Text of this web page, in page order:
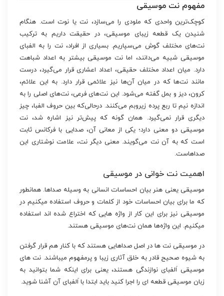
مفهوم نت موسیقی
کوچک‌ترین واحدی که ملودی را می‌سازد، نت یا نوت است. هنگام
شنیدن یک قطعه زیبای موسیقی، در حقیقت داریم به ترکیب
نت‌های مختلف گوش می‌سپاریم. بسیاری از افراد، نت را به الفبای
موسیقی شبیه می‌دانند، اما نت موسیقی بیشتر به اعداد شباهت
دارد. میان اعداد مختلف حقیقی، اعداد اعشاری قرار می‌گیرد، درست
مانند نت‌ها که در میان آن‌ها نیز علائمی قرار دارد. به این علائم،
کرون، دیز و بمل گفته می‌شود. این نت‌های فرعی، نت‌های اصلی را به
اندازه نیم تا ربع پرده زیروبم می‌کنند. درحالی‌که بین حروف الفبا، چیز
دیگری قرار نمی‌گیرد. همان گونه که پیش‌تر نیز اشاره شد، نت
موسیقی دو معنی دارد؛ یکی از معانی آن، صدایی با فرکانس ثابت
است که به آن نت می‌گویند. معنی دیگر نت، علامت نوشتاری این
صداهاست.
اهمیت نت خوانی در موسیقی
موسیقی یعنی هنر بیان احساسات انسانی به وسیله صداها. همانطور
که ما برای بیان احساسات خود از کلمات و حروف استفاده میکنیم در
موسیقی نیز برای این کار از واژه هایی که اختراع شده اند استفاده
میکنیم. این واژه‌ها همان نت‌های موسیقی هستند.
در موسیقی نت ها در اصل صداهایی هستند که با کنار هم قرار گرفتن
به شیوه صحیح قادر به خلق آثاری زیبا و پرمفهوم میباشند. نت های
موسیقی اَلفبای نوازندگی هستند، یعنی برای اینکه شما بتوانید به
زبان موسیقی قطعه ای را اجرا کنید باید ابتدا با اَلفبای آن آشنا شوید.